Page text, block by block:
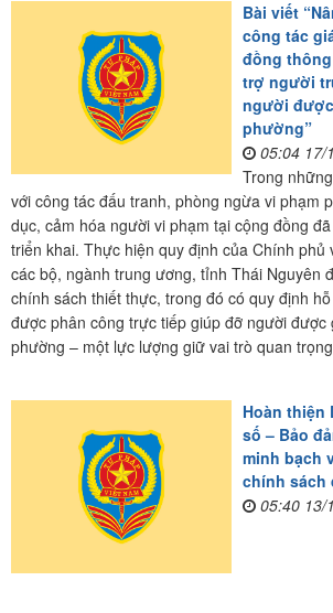
Bài viết
công tác
đồng
trợ người
người
phường”
05:04 17/
Trong
với công tác đấu tranh, phòng ngừa vi phạm
dục, cảm hóa người vi phạm tại cộng đồng
triển khai. Thực hiện quy định của Chính phủ
các bộ, ngành trung ương, tỉnh Thái Nguyên
chính sách thiết thực, trong đó có quy định
được phân công trực tiếp giúp đỡ người được
phường – một lực lượng giữ vai trò quan
Hoàn thiện
số – Bảo
minh bạch
chính sách
05:40 13/